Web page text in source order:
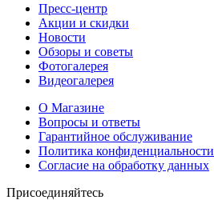
Пресс-центр
Акции и скидки
Новости
Обзоры и советы
Фотогалерея
Видеогалерея
О Магазине
Вопросы и ответы
Гарантийное обслуживание
Политика конфиденциальности
Согласие на обработку данных
Присоединяйтесь